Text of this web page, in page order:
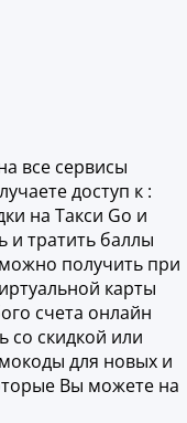
все сервисы
доступ к :
на Такси Go и
и тратить баллы
получить при
карты
счета онлайн
со скидкой или
для новых и
Вы можете на